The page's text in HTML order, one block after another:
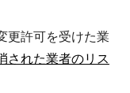
更許可を受けた業
された業者のリス